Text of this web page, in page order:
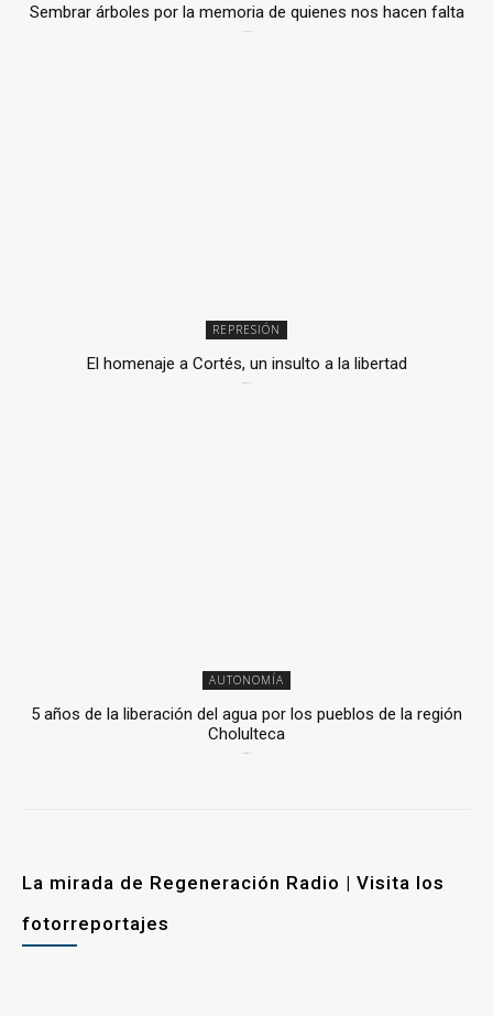
Sembrar árboles por la memoria de quienes nos hacen falta
REPRESIÓN
El homenaje a Cortés, un insulto a la libertad
AUTONOMÍA
5 años de la liberación del agua por los pueblos de la región
Cholulteca
La mirada de Regeneración Radio | Visita los
fotorreportajes